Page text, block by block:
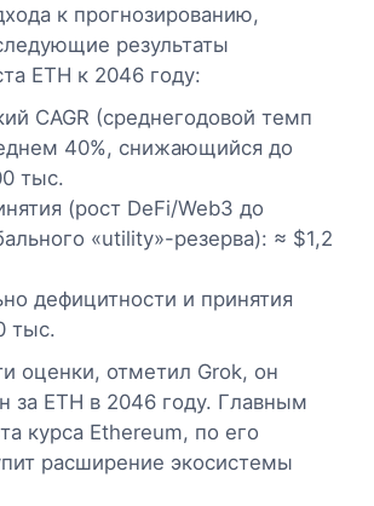
к прогнозированию,
результаты
ETH к 2046 году:
CAGR (среднегодовой темп
40%, снижающийся до
тыс.
(рост DeFi/Web3 до
«utility»-резерва): ≈ $1,2
дефицитности и принятия
тыс.
оценки, отметил Grok, он
за ETH в 2046 году. Главным
курса Ethereum, по его
расширение экосистемы